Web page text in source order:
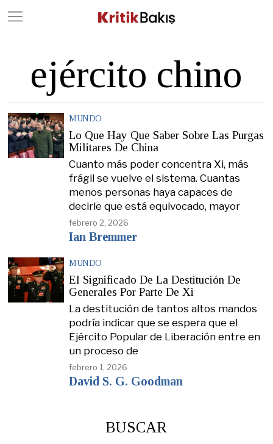
ejército chino
MUNDO
Lo Que Hay Que Saber Sobre Las Purgas
Militares De China
Cuanto más poder concentra Xi, más
frágil se vuelve el sistema. Cuantas
menos personas haya capaces de
decirle que está equivocado, mayor
febrero 2, 2026
Ian Bremmer
MUNDO
El Significado De La Destitución De
Generales Por Parte De Xi
La destitución de tantos altos mandos
podría indicar que se espera que el
Ejército Popular de Liberación entre en
un proceso de
febrero 1, 2026
David S. G. Goodman
BUSCAR